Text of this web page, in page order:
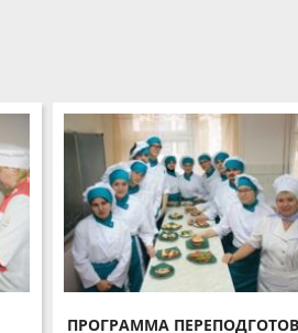
ПРОГРАММА ПЕРЕПОДГОТОВКИ
ПО ПРОФЕССИИ «ПОВАР»